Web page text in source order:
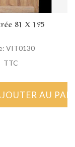
81 X 195
VIT0130
TTC
AU